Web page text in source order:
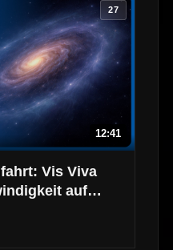
27
12:41
Vis Viva
auf